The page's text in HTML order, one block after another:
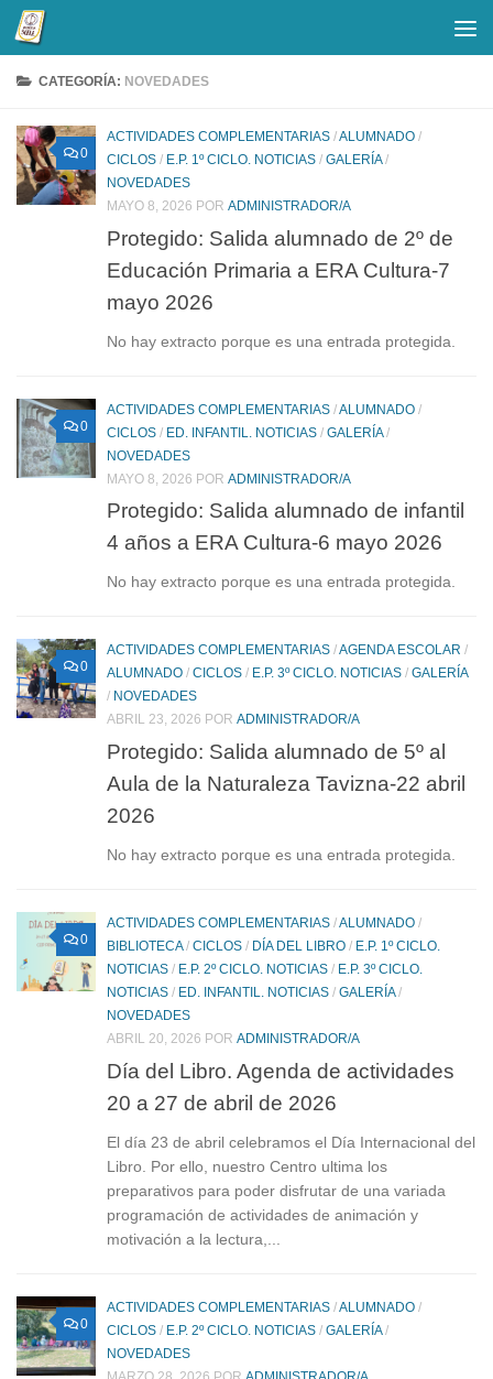
Saltar al contenido
CATEGORÍA: NOVEDADES
0
ACTIVIDADES COMPLEMENTARIAS /ALUMNADO /
CICLOS / E.P. 1º CICLO. NOTICIAS / GALERÍA/
NOVEDADES
MAYO 8, 2026 POR ADMINISTRADOR/A
Protegido: Salida alumnado de 2º de
Educación Primaria a ERA Cultura-7
mayo 2026
No hay extracto porque es una entrada protegida.
0
ACTIVIDADES COMPLEMENTARIAS /ALUMNADO /
CICLOS / ED. INFANTIL. NOTICIAS / GALERÍA/
NOVEDADES
MAYO 8, 2026 POR ADMINISTRADOR/A
Protegido: Salida alumnado de infantil
4 años a ERA Cultura-6 mayo 2026
No hay extracto porque es una entrada protegida.
0
ACTIVIDADES COMPLEMENTARIAS /AGENDA ESCOLAR /
ALUMNADO / CICLOS / E.P. 3º CICLO. NOTICIAS / GALERÍA
/ NOVEDADES
ABRIL 23, 2026 POR ADMINISTRADOR/A
Protegido: Salida alumnado de 5º al
Aula de la Naturaleza Tavizna-22 abril
2026
No hay extracto porque es una entrada protegida.
0
ACTIVIDADES COMPLEMENTARIAS /ALUMNADO /
BIBLIOTECA/ CICLOS / DÍA DEL LIBRO / E.P. 1º CICLO.
NOTICIAS / E.P. 2º CICLO. NOTICIAS / E.P. 3º CICLO.
NOTICIAS / ED. INFANTIL. NOTICIAS / GALERÍA/
NOVEDADES
ABRIL 20, 2026 POR ADMINISTRADOR/A
Día del Libro. Agenda de actividades
20 a 27 de abril de 2026
El día 23 de abril celebramos el Día Internacional del
Libro. Por ello, nuestro Centro ultima los
preparativos para poder disfrutar de una variada
programación de actividades de animación y
motivación a la lectura,...
0
ACTIVIDADES COMPLEMENTARIAS /ALUMNADO /
CICLOS / E.P. 2º CICLO. NOTICIAS / GALERÍA/
NOVEDADES